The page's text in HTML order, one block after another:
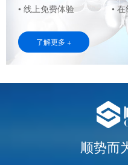
• 线上免费体验 •
了解更多 +
顺势而